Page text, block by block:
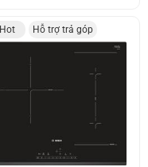
Hot Hỗ trợ trả góp